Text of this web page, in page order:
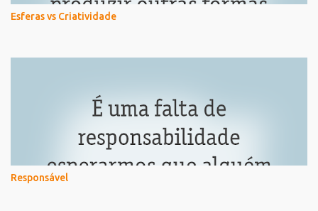
Esferas vs Criatividade
Responsável